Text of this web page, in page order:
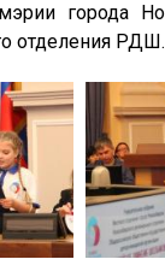
города
отделения РДШ.